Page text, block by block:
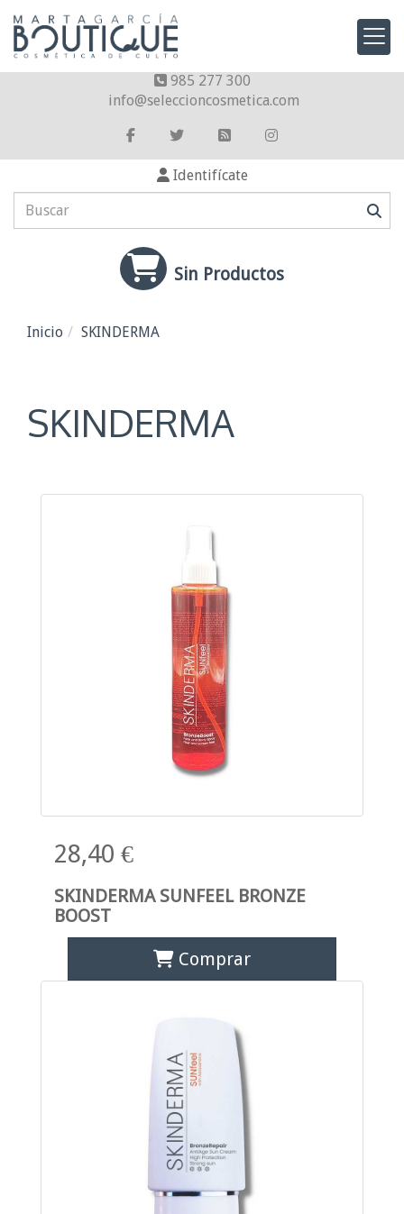
985 277 300
info
seleccioncosmetica.com
Identifícate
Sin Productos
Inicio SKINDERMA
SKINDERMA
28,40 €
SKINDERMA SUNFEEL BRONZE
BOOST
Comprar